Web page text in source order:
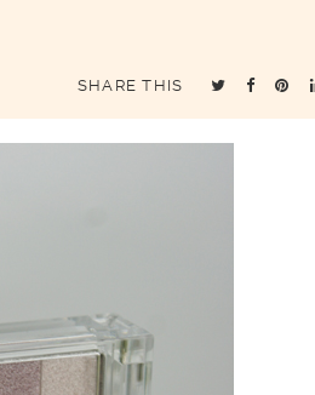
SHARE THIS